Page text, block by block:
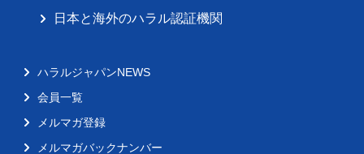
日本と海外のハラル認証機関
ハラルジャパンNEWS
会員一覧
メルマガ登録
メルマガバックナンバー